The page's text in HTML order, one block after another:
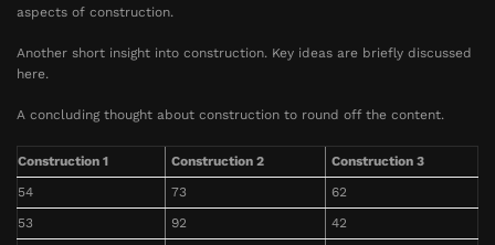
aspects of construction.
Another short insight into construction. Key ideas are briefly discussed
here.
A concluding thought about construction to round off the content.
Construction 1 Construction 2
Construction 3
54
73
62
53
92
42